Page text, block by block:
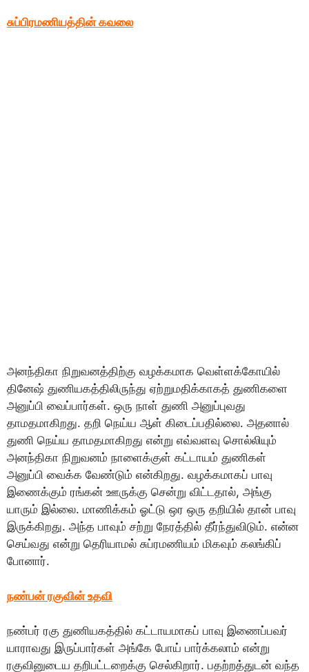
சுப்பிரமணியத்தின் கவலை
அனந்திகா நிறுவனத்திற்கு வழக்கமாக வெள்ளக்கோயில்
தினேஷ் துணியகத்திலிருந்து ஏற்றுமதிக்காகத் துணிகளை
அனுப்பி வைப்பார்கள். ஒரு நாள் துணி அனுப்புவது
தாமதமாகிறது. தறி நெய்ய ஆள் கிடைப்பதில்லை. அதனால்
துணி நெய்ய தாமதமாகிறது என்று எவ்வளவு சொல்லியும்
அனந்திகா நிறுவனம் நாளைக்குள் கட்டாயம் துணிகள்
அனுப்பி வைக்க வேண்டும் என்கிறது. வழக்கமாகப் பாவு
இணைக்கும் ரங்கன் ஊருக்கு சென்று விட்டதால், அங்கு
யாரும் இல்லை. மாணிக்கம் ஓட்டு ஒர ஒரு தறியில் தான் பாவு
இருக்கிறது. அந்த பாவும் சற்று நேரத்தில் தீர்ந்துவிடும். என்ன
செய்வது என்று தெரியாமல் சுப்ரமணியம் மிகவும் கலங்கிப்
போனார்.
நண்பன் ரகுவின் உதவி
நண்பர் ரகு துணியகத்தில் கட்டாயமாகப் பாவு இணைப்பவர்
யாராவது இருப்பார்கள் அங்கே போய் பார்க்கலாம் என்று
ரகுவினுடைய தறிபட்டறைக்கு செல்கிறார். பதற்றத்துடன் வந்த